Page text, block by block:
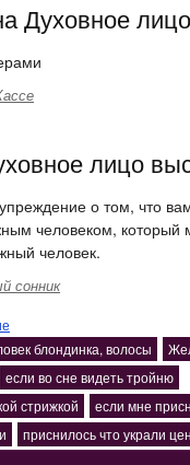
Духовное
лицо
о том, что
человеком,
человек.
сонник
блондинка, волосы
если во сне видеть тройню
стрижкой
если мне
приснилось что украли